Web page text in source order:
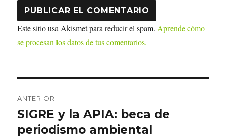
Este sitio usa Akismet para reducir el spam. Aprende cómo
se procesan los datos de tus comentarios.
de
entradas
ANTERIOR
Entrada
anterior:
SIGRE y la APIA: beca de
periodismo ambiental